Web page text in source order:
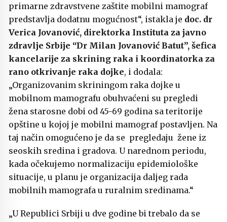
primarne zdravstvene zaštite mobilni mamograf
predstavlja dodatnu mogućnost“, istakla je doc. dr
Verica Jovanović, direktorka Instituta za javno
zdravlje Srbije “Dr Milan Jovanović Batut”, šefica
kancelarije za skrining raka i koordinatorka za
rano otkrivanje raka dojke, i dodala:
„Organizovanim skriningom raka dojke u
mobilnom mamografu obuhvaćeni su pregledi
žena starosne dobi od 45-69 godina sa teritorije
opštine u kojoj je mobilni mamograf postavljen. Na
taj način omogućeno je da se pregledaju žene iz
seoskih sredina i gradova. U narednom periodu,
kada očekujemo normalizaciju epidemiološke
situacije, u planu je organizacija daljeg rada
mobilnih mamografa u ruralnim sredinama.“
„U Republici Srbiji u dve godine bi trebalo da se